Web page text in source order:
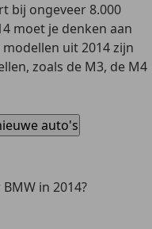
bij ongeveer 8.000
moet je denken aan
uit 2014 zijn
zoals de M3, de M4
auto's
in 2014?